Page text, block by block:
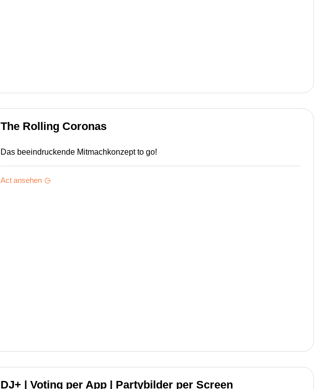
The Rolling Coronas
Das beeindruckende Mitmachkonzept to go!
Act ansehen
DJ+ | Voting per App | Partybilder per Screen